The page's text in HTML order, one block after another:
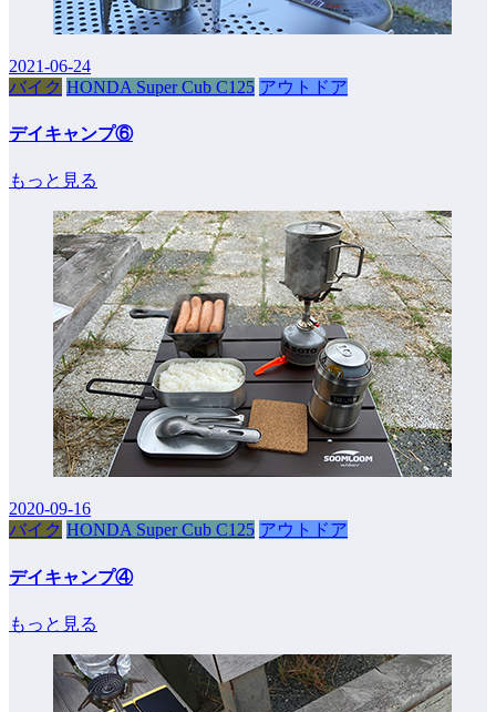
2021-06-24
バイク HONDA Super Cub C125 アウトドア
デイキャンプ⑥
もっと見る
2020-09-16
バイク HONDA Super Cub C125 アウトドア
デイキャンプ④
もっと見る